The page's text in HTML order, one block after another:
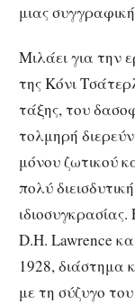
μιας
Μιλάει για την
της Κόνι
τάξης, του
τολμηρή
μόνου ζωτικού
πολύ
D.H. Lawrence
1928, διάστημα
με τη σύζυγο